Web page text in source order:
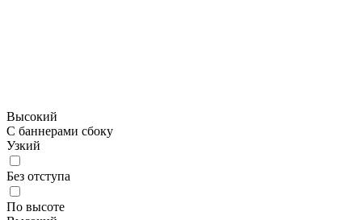
Высокий
С баннерами сбоку
Узкий
Без отступа
По высоте